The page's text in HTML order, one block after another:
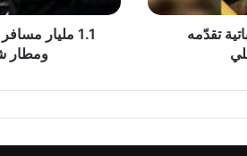
تقدّمه
م
ر
ا
ومطار